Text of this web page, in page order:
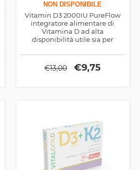
NON DISPONIBILE
Vitamin D3 2000IU PureFlow
integratore alimentare di
Vitamina D ad alta
disponibilità utile sia per
dell'organsimo sia come
supporto in ambito sportivo
€13,00 €9,75